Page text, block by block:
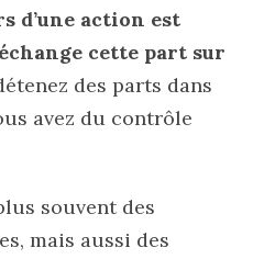
d’une action est
cette part sur
des parts dans
avez du contrôle
souvent des
mais aussi des